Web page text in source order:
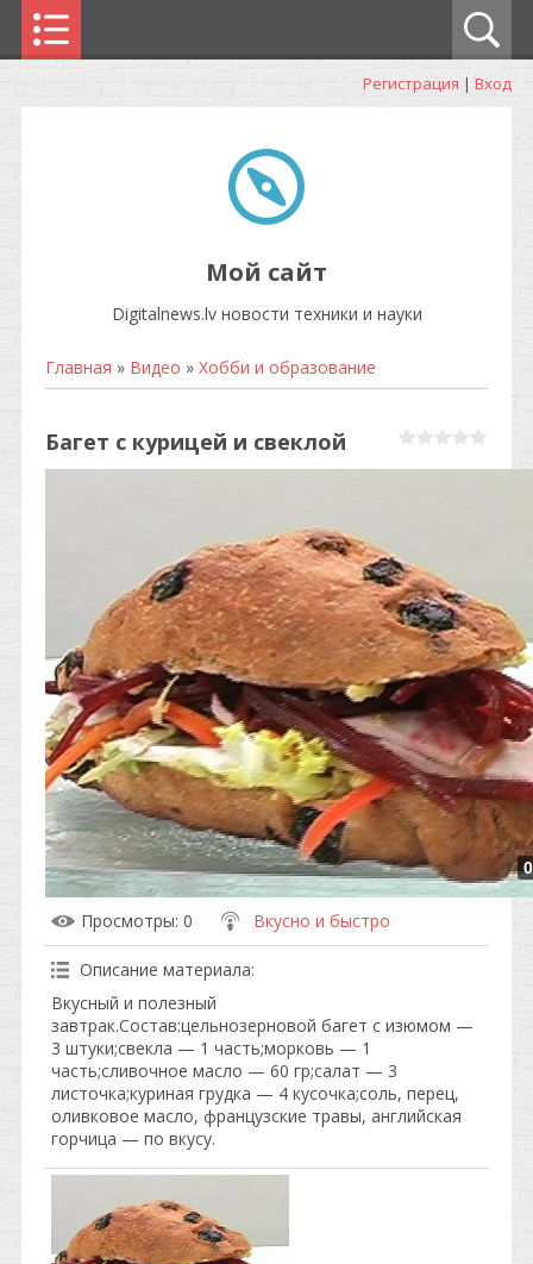
Регистрация | Вход
Мой сайт
Digitalnews.lv новости техники и науки
Главная » Видео » Хобби и образование
Багет с курицей и свеклой
Просмотры: 0 Вкусно и быстро
Описание материала:
Вкусный и полезный
завтрак.Состав:цельнозерновой багет с изюмом —
3 штуки;свекла — 1 часть;морковь — 1
часть;сливочное масло — 60 гр;салат — 3
листочка;куриная грудка — 4 кусочка;соль, перец,
оливковое масло, французские травы, английская
горчица — по вкусу.